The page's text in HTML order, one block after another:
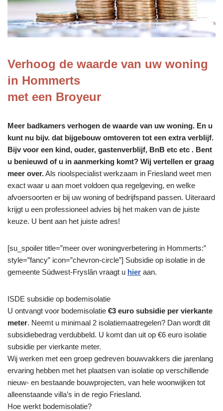
Verhoog de waarde van uw woning
in Hommerts
met een Broyeur
Meer badkamers verhogen de waarde van uw woning. En u
kunt nu bijv. dat bijgebouw omtoveren tot een extra verblijf.
Bijv voor een kind, ouder, gastenverblijf, BnB etc etc . Bent
u benieuwd of u in aanmerking komt? Wij vertellen er graag
meer over.Als rioolspecialist werkzaam in Friesland weet men
exact waar u aan moet voldoen qua regelgeving, en welke
afvoersoorten er bij uw woning of bedrijfspand passen. Uiteraard
krijgt u een professioneel advies bij het maken van de juiste
keuze. U bent aan het juiste adres!
[su_spoiler title=”meer over woningverbetering in Hommerts:”
style=”fancy” icon=”chevron-circle”] Subsidie op isolatie in de
gemeente Súdwest-Fryslân vraagt u hier aan.
ISDE subsidie op bodemisolatie
U ontvangt voor bodemisolatie €3 euro subsidie per vierkante
meter. Neemt u minimaal 2 isolatiemaatregelen? Dan wordt dit
subsidiebedrag verdubbeld. U komt dan uit op €6 euro isolatie
subsidie per vierkante meter.
Wij werken met een groep gedreven bouwvakkers die jarenlang
ervaring hebben met het plaatsen van isolatie op verschillende
nieuw- en bestaande bouwprojecten, van hele woonwijken tot
alleenstaande villa’s in de regio Friesland.
Hoe werkt bodemisolatie?